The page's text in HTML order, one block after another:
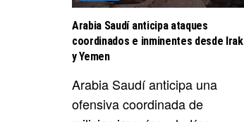
Arabia Saudí anticipa ataques
coordinados e inminentes desde Irak
y Yemen
Arabia Saudí anticipa una
ofensiva coordinada de